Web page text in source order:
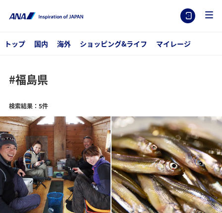
トップ 国内 海外 ショッピング&ライフ マイレージ
#福島県
検索結果：5件